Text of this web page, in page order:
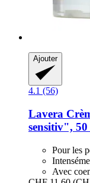
Ajouter
4.1 (56)
Lavera
sensitiv", 50
Pour les
Avec